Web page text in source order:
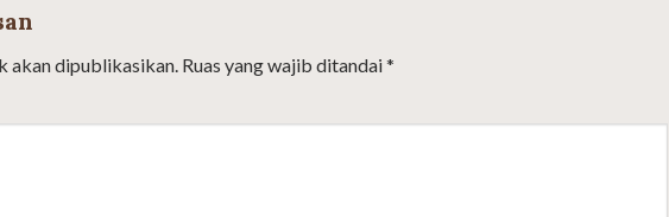
akan dipublikasikan. Ruas yang wajib ditandai*